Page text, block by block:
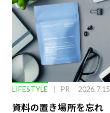
LIFESTYLE PR 2026.7.15
資料の置き場所を忘れ